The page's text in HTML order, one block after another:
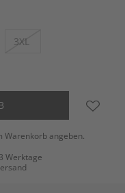
3XL
Warenkorb angeben.
Werktage